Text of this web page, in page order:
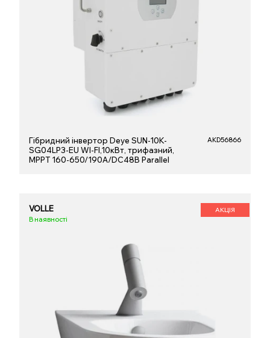
Гібридний інвертор Deye SUN-10K-
SG04LP3-EU WI-FI,10кВт, трифазний,
MPPT 160-650/190A/DC48В Parallel
AKD56866
VOLLE
В наявності
АКЦІЯ